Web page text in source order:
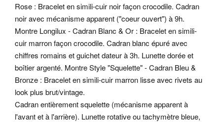
Rose : Bracelet en simili-cuir noir façon crocodile. Cadran
noir avec mécanisme apparent ("coeur ouvert") à 9h.
Montre Longilux - Cadran Blanc & Or : Bracelet en simili-
cuir marron façon crocodile. Cadran blanc épuré avec
chiffres romains et guichet dateur à 3h. Lunette dorée et
boîtier argenté. Montre Style "Squelette" - Cadran Bleu &
Bronze : Bracelet en simili-cuir marron lisse avec rivets au
look plus brut/vintage.
Cadran entièrement squelette (mécanisme apparent à
l'avant et à l'arrière). Lunette rotative ou tachymètre bleue,